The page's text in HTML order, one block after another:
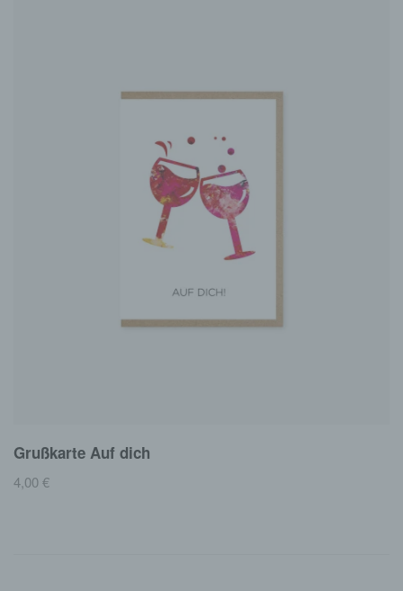
Grußkarte Auf dich
4,00€